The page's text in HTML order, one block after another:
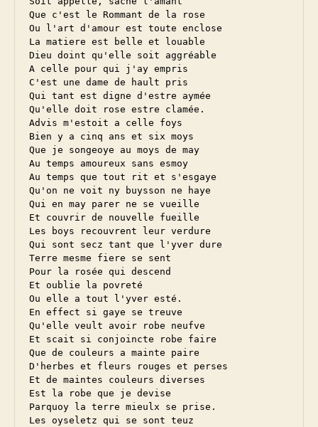
Que c'est le Rommant de la rose
Ou l'art d'amour est toute enclose
La matiere est belle et louable
Dieu doint qu'elle soit aggréable
A celle pour qui j'ay empris
C'est une dame de hault pris
Qui tant est digne d'estre aymée
Qu'elle doit rose estre clamée.
Advis m'estoit a celle foys
Bien y a cinq ans et six moys
Que je songeoye au moys de may
Au temps amoureux sans esmoy
Au temps que tout rit et s'esgaye
Qu'on ne voit ny buysson ne haye
Qui en may parer ne se vueille
Et couvrir de nouvelle fueille
Les boys recouvrent leur verdure
Qui sont secz tant que l'yver dure
Terre mesme fiere se sent
Pour la rosée qui descend
Et oublie la povreté
Ou elle a tout l'yver esté.
En effect si gaye se treuve
Qu'elle veult avoir robe neufve
Et scait si conjoincte robe faire
Que de couleurs a mainte paire
D'herbes et fleurs rouges et perses
Et de maintes couleurs diverses
Est la robe que je devise
Parquoy la terre mieulx se prise.
Les oyseletz qui se sont teuz